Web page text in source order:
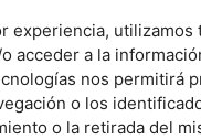
experiencia, utilizamos
acceder a la
nos permitirá
o los
o la retirada del